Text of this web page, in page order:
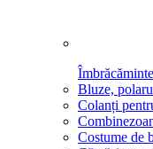
Bluze,
Colanți
Costume de